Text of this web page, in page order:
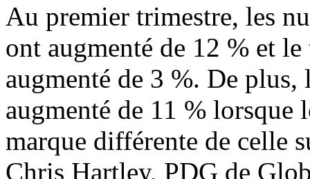
Au premier trimestre, les
ont augmenté de 12 % et
augmenté de 3 %. De
augmenté de 11 % lorsque
marque différente de celle
Chris Hartley, PDG de